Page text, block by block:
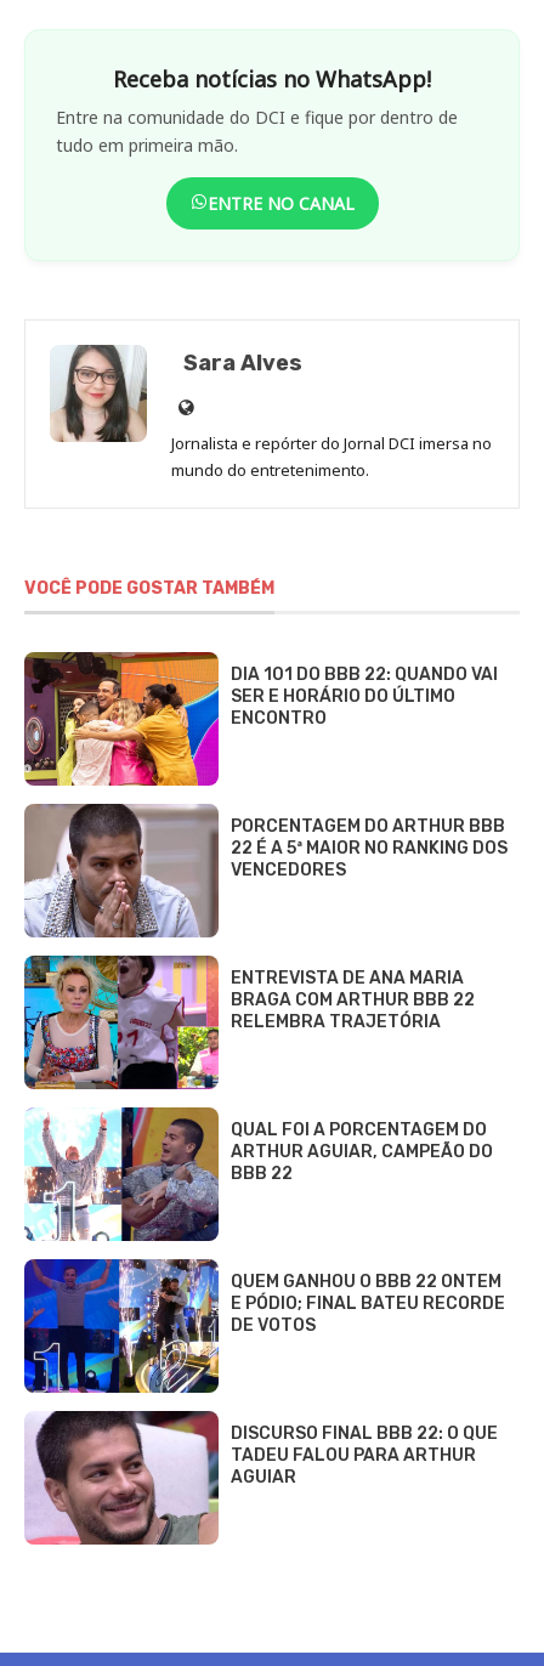
Receba notícias no WhatsApp!
Entre na comunidade do DCI e fique por dentro de
tudo em primeira mão.
ENTRE NO CANAL
Sara Alves
Site
de
Sara
Jornalista e repórter do Jornal DCI imersa no
mundo do entretenimento.
VOCÊ PODE GOSTAR TAMBÉM
DIA 101 DO BBB 22: QUANDO VAI
SER E HORÁRIO DO ÚLTIMO
ENCONTRO
PORCENTAGEM DO ARTHUR BBB
22 É A 5ª MAIOR NO RANKING DOS
VENCEDORES
ENTREVISTA DE ANA MARIA
BRAGA COM ARTHUR BBB 22
RELEMBRA TRAJETÓRIA
QUAL FOI A PORCENTAGEM DO
ARTHUR AGUIAR, CAMPEÃO DO
BBB 22
QUEM GANHOU O BBB 22 ONTEM
E PÓDIO; FINAL BATEU RECORDE
DE VOTOS
DISCURSO FINAL BBB 22: O QUE
TADEU FALOU PARA ARTHUR
AGUIAR